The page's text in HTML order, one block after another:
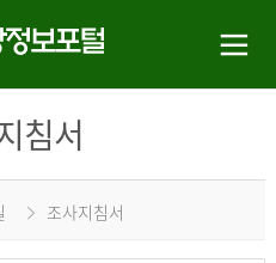
침서
조사지침서